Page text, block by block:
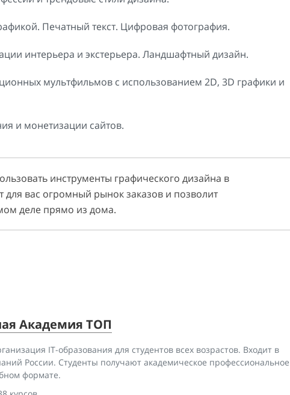
Печатный текст. Цифровая фотография.
интерьера и экстерьера. Ландшафтный дизайн.
мультфильмов с использованием 2D, 3D графики и
и монетизации сайтов.
инструменты графического дизайна в
для вас огромный рынок заказов и позволит
деле прямо из дома.
Академия ТОП
IT-образования для студентов всех возрастов. Входит в
России. Студенты получают академическое профессиональное
формате.